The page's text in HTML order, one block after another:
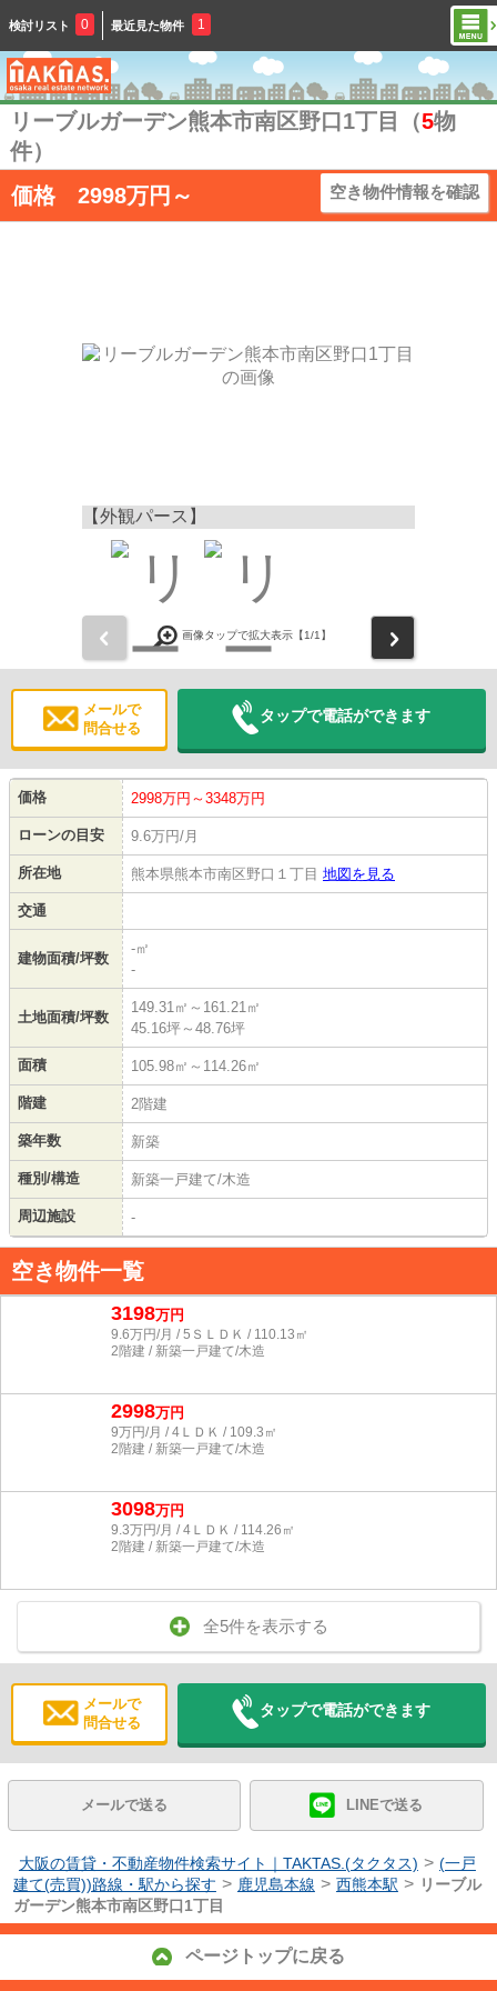
検討リスト 0 最近見た物件 1
リーブルガーデン熊本市南区野口1丁目（5物
件）
価格
2998万円～ 空き物件情報を確認
【外観パース】
画像タップで拡大表示【1/1】
メールで
問合せる
タップで電話ができます
価格 2998万円～3348万円
ローンの目安 9.6万円/月
所在地 熊本県熊本市南区野口１丁目 地図を見る
交通
建物面積/坪数
-㎡
-
土地面積/坪数
149.31㎡～161.21㎡
45.16坪～48.76坪
面積 105.98㎡～114.26㎡
階建 2階建
築年数 新築
種別/構造 新築一戸建て/木造
周辺施設 -
空き物件一覧
3198万円
9.6万円/月 / 5ＳＬＤＫ / 110.13㎡
2階建 / 新築一戸建て/木造
2998万円
9万円/月 / 4ＬＤＫ / 109.3㎡
2階建 / 新築一戸建て/木造
3098万円
9.3万円/月 / 4ＬＤＫ / 114.26㎡
2階建 / 新築一戸建て/木造
全5件を表示する
メールで
問合せる
タップで電話ができます
メールで送る LINEで送る
大阪の賃貸・不動産物件検索サイト｜TAKTAS.(タクタス) > (一戸
建て(売買))路線・駅から探す > 鹿児島本線 > 西熊本駅 > リーブル
ガーデン熊本市南区野口1丁目
ページトップに戻る